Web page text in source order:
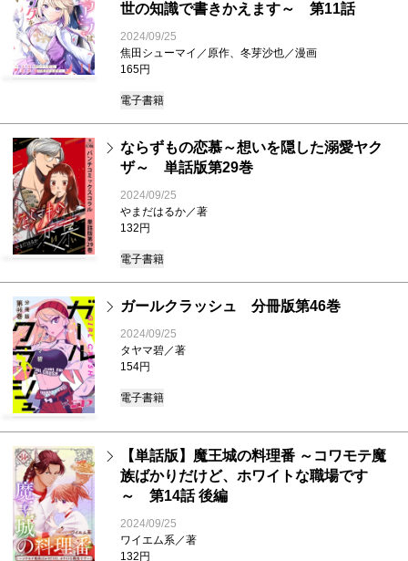
世の知識で書きかえます～ 第11話
2024/09/25
焦田シューマイ／原作、冬芽沙也／漫画
165円
電子書籍
ならずもの恋慕～想いを隠した溺愛ヤク
ザ～ 単話版第29巻
2024/09/25
やまだはるか／著
132円
電子書籍
ガールクラッシュ 分冊版第46巻
2024/09/25
タヤマ碧／著
154円
電子書籍
【単話版】魔王城の料理番 ～コワモテ魔
族ばかりだけど、ホワイトな職場です
～ 第14話 後編
2024/09/25
ワイエム系／著
132円